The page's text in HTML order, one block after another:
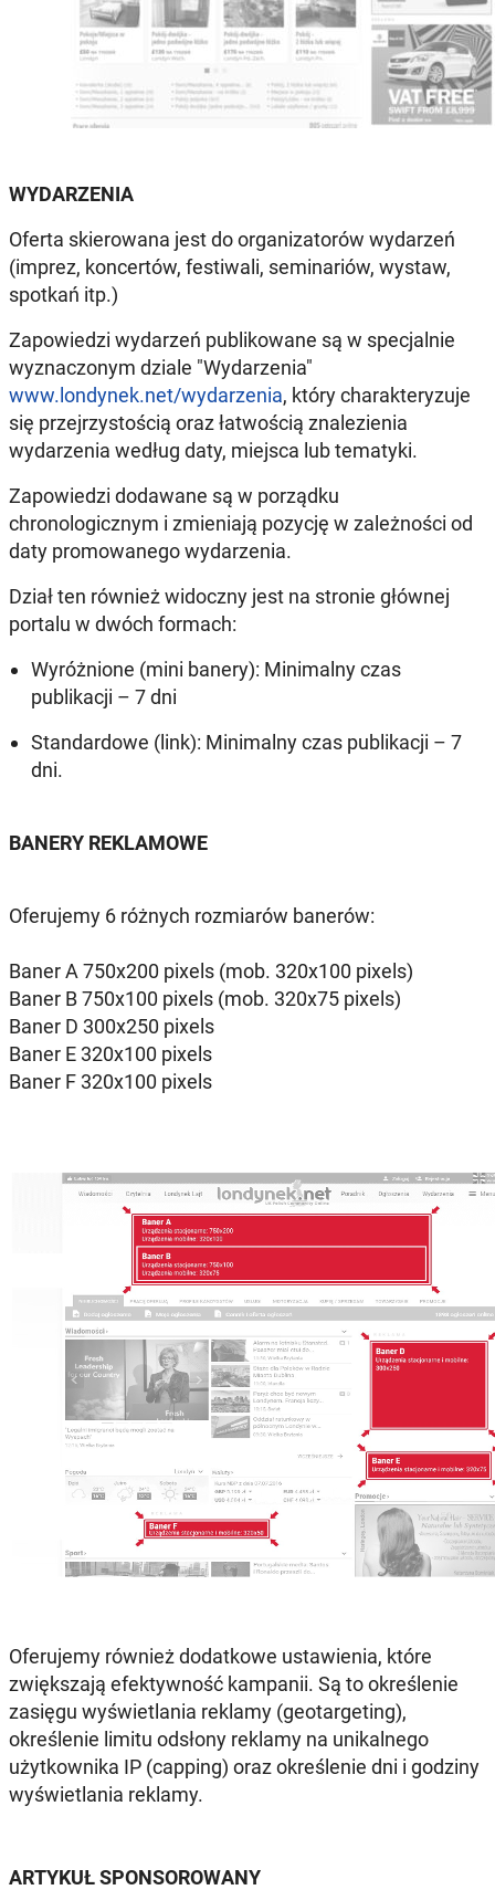
WYDARZENIA
Oferta skierowana jest do organizatorów wydarzeń
(imprez, koncertów, festiwali, seminariów, wystaw,
spotkań itp.)
Zapowiedzi wydarzeń publikowane są w specjalnie
wyznaczonym dziale "Wydarzenia"
www.londynek.net/wydarzenia, który charakteryzuje
się przejrzystością oraz łatwością znalezienia
wydarzenia według daty, miejsca lub tematyki.
Zapowiedzi dodawane są w porządku
chronologicznym i zmieniają pozycję w zależności od
daty promowanego wydarzenia.
Dział ten również widoczny jest na stronie głównej
portalu w dwóch formach:
Wyróżnione (mini banery): Minimalny czas
publikacji – 7 dni
Standardowe (link): Minimalny czas publikacji – 7
dni.
BANERY REKLAMOWE
Oferujemy 6 różnych rozmiarów banerów:
Baner A 750x200 pixels (mob. 320x100 pixels)
Baner B 750x100 pixels (mob. 320x75 pixels)
Baner D 300x250 pixels
Baner E 320x100 pixels
Baner F 320x100 pixels
Oferujemy również dodatkowe ustawienia, które
zwiększają efektywność kampanii. Są to określenie
zasięgu wyświetlania reklamy (geotargeting),
określenie limitu odsłony reklamy na unikalnego
użytkownika IP (capping) oraz określenie dni i godziny
wyświetlania reklamy.
ARTYKUŁ SPONSOROWANY